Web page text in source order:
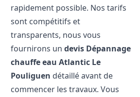
rapidement possible. Nos tarifs
sont compétitifs et
transparents, nous vous
fournirons undevis Dépannage
chauffe eau Atlantic Le
Pouliguen détaillé avant de
commencer les travaux. Vous